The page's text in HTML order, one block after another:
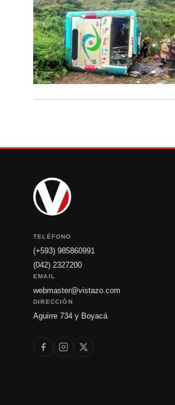
TELÉFONO
(+593) 985860991
(042) 2327200
EMAIL
webmaster@vistazo.com
DIRECCIÓN
Aguirre 734 y Boyacá